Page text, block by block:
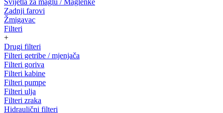
Svijetla za maglu / Maglenke
Zadnji farovi
Žmigavac
Filteri
+
Drugi filteri
Filteri getribe / mjenjača
Filteri goriva
Filteri kabine
Filteri pumpe
Filteri ulja
Filteri zraka
Hidraulični filteri